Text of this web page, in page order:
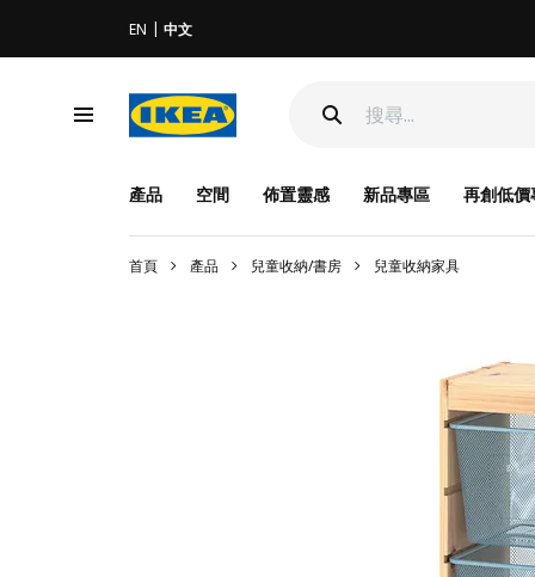
EN 中文
產品 空間 佈置靈感 新品專區 再創低價
首頁 產品 兒童收納/書房 兒童收納家具